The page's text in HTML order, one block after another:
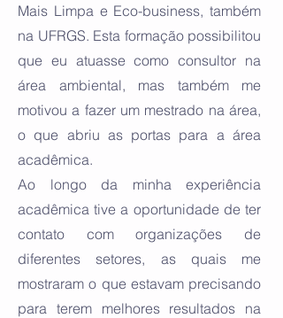
Mais Limpa e Eco-business, também
na UFRGS. Esta formação possibilitou
que eu atuasse como consultor na
área ambiental, mas também me
motivou a fazer um mestrado na área,
o que abriu as portas para a área
acadêmica.
Ao longo da minha experiência
acadêmica tive a oportunidade de ter
contato com organizações de
diferentes setores, as quais me
mostraram o que estavam precisando
para terem melhores resultados na